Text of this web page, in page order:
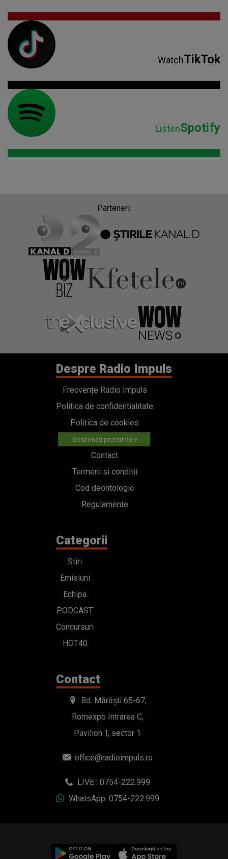
WatchTikTok
ListenSpotify
Parteneri:
Despre Radio Impuls
Frecvențe Radio Impuls
Politica de confidentialitate
Politica de cookies
Gestionați preferințele
Contact
Termeni si conditii
Cod deontologic
Regulamente
Categorii
Stiri
Emisiuni
Echipa
PODCAST
Concursuri
HOT40
Contact
Bd. Mărăști 65-67,
Romexpo Intrarea C,
Pavilion T, sector 1
office@radioimpuls.ro
LIVE : 0754-222.999
WhatsApp: 0754-222.999